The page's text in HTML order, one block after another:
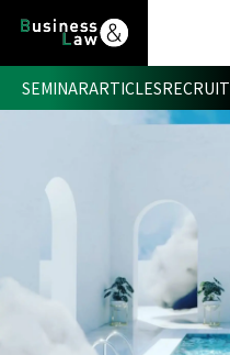
セミナー ・ 記事
SEMINARARTICLESRECRUIT